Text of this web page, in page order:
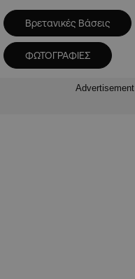
Βρετανικές Βάσεις
ΦΩΤΟΓΡΑΦΙΕΣ
Advertisement